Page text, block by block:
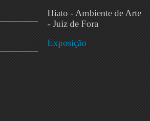
Hiato - Ambiente de Arte
- Juiz de Fora
Exposição